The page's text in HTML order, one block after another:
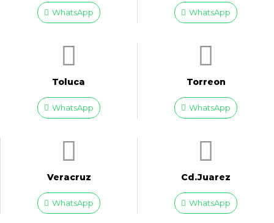
WhatsApp WhatsApp
Toluca
WhatsApp
Torreon
WhatsApp
Veracruz
WhatsApp
Cd.Juarez
WhatsApp